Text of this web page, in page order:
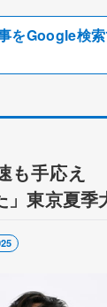
をGoogle検
も手応え
」東京夏季